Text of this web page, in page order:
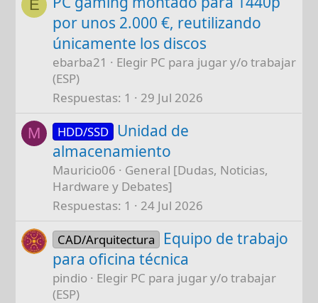
E
por unos 2.000 €, reutilizando
únicamente los discos
ebarba21
Elegir PC para jugar y/o trabajar
(ESP)
Respuestas 1 29 Jul 2026
M HDD/SSD Unidad de
almacenamiento
Mauricio06
General [Dudas, Noticias,
Hardware y Debates]
Respuestas 1 24 Jul 2026
CAD/Arquitectura
Equipo de trabajo
para oficina técnica
pindio
Elegir PC para jugar y/o trabajar
(ESP)